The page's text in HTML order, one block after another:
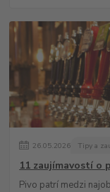
26.05.2026 Tipy a
11 zaujímavostí o
Pivo patrí medzi